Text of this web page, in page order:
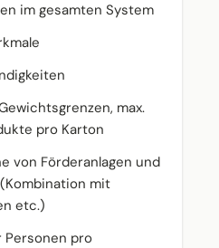
im gesamten System
max.
pro Karton
von Förderanlagen und
mit
etc.)
Personen pro